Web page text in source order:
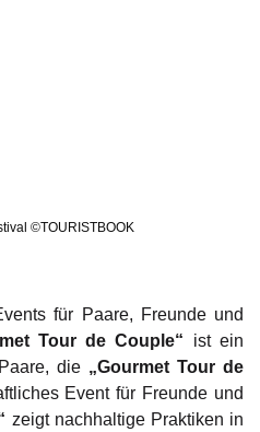
©TOURISTBOOK
für Paare, Freunde und
Tour de Couple“ ist ein
die „Gourmet Tour de
Event für Freunde und
zeigt nachhaltige Praktiken in